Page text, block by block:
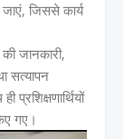
जिससे कार्य
जानकारी,
सत्यापन
प्रशिक्षणार्थियों
गए।